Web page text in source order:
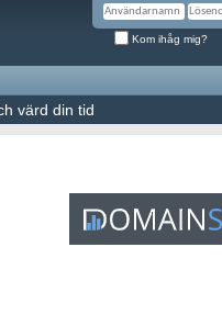
Kom ihåg mig?
värd din tid